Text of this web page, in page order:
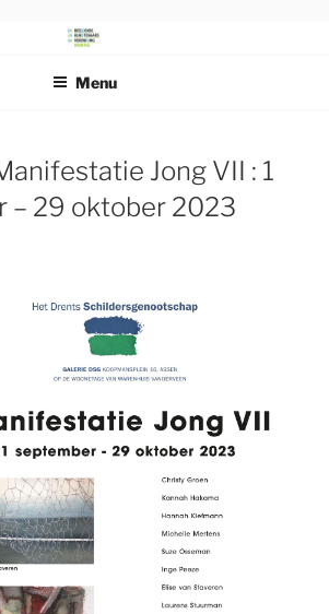
Vereniging Drenthe
Menu
Jong VII : 1
– 29 oktober 2023